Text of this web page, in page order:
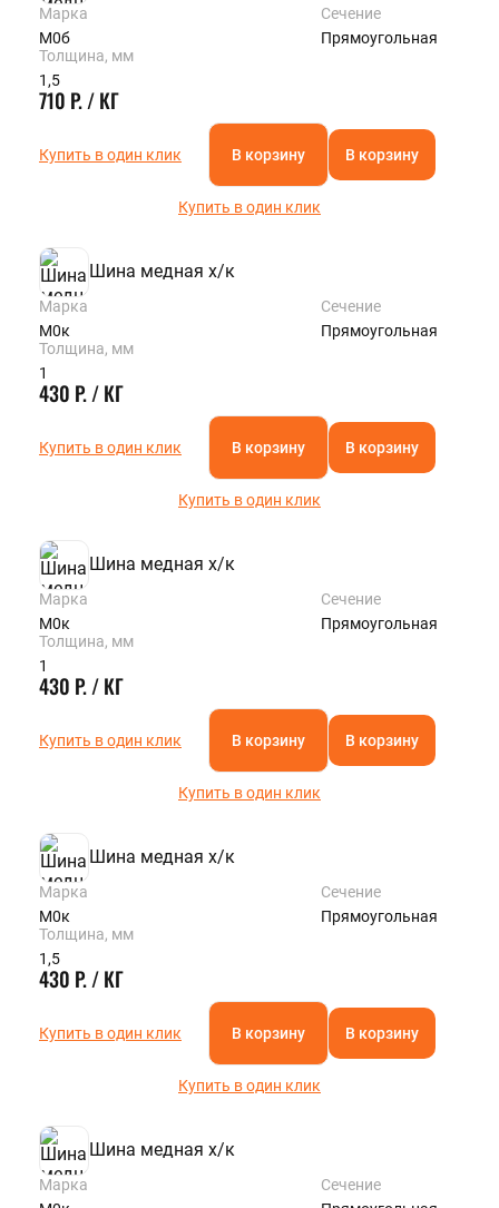
Марка
М0б
Сечение
Прямоугольная
Толщина, мм
1,5
710 Р. / КГ
Купить в один клик В корзину В корзину
Купить в один клик
Шина медная х/к
Марка
М0к
Сечение
Прямоугольная
Толщина, мм
1
430 Р. / КГ
Купить в один клик В корзину В корзину
Купить в один клик
Шина медная х/к
Марка
М0к
Сечение
Прямоугольная
Толщина, мм
1
430 Р. / КГ
Купить в один клик В корзину В корзину
Купить в один клик
Шина медная х/к
Марка
М0к
Сечение
Прямоугольная
Толщина, мм
1,5
430 Р. / КГ
Купить в один клик В корзину В корзину
Купить в один клик
Шина медная х/к
Марка
Сечение